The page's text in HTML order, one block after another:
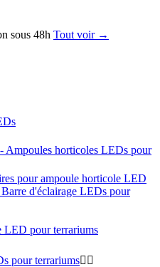
sous 48h Tout voir →
Ampoules horticoles LEDs pour
pour ampoule horticole LED
d'éclairage LEDs pour
LED pour terrariums
pour terrariums 